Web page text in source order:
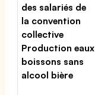
des salariés de
la convention
collective
Production eaux
boissons sans
alcool bière